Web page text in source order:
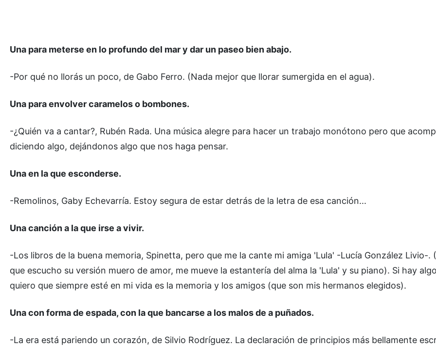
Una para meterse en lo profundo del mar y dar un paseo bien abajo.
-Por qué no llorás un poco, de Gabo Ferro. (Nada mejor que llorar sumergida en el agua).
Una para envolver caramelos o bombones.
-¿Quién va a cantar?, Rubén Rada. Una música alegre para hacer un trabajo monótono pero que
diciendo algo, dejándonos algo que nos haga pensar.
Una en la que esconderse.
-Remolinos, Gaby Echevarría. Estoy segura de estar detrás de la letra de esa canción...
Una canción a la que irse a vivir.
-Los libros de la buena memoria, Spinetta, pero que me la cante mi amiga 'Lula' -Lucía González Livio-.
que escucho su versión muero de amor, me mueve la estantería del alma la 'Lula' y su piano). Si hay
quiero que siempre esté en mi vida es la memoria y los amigos (que son mis hermanos elegidos).
Una con forma de espada, con la que bancarse a los malos de a puñados.
-La era está pariendo un corazón, de Silvio Rodríguez. La declaración de principios más bellamente